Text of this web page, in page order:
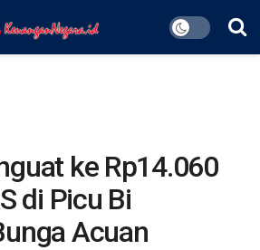
ke Rp14.060
di Picu Bi
Acuan